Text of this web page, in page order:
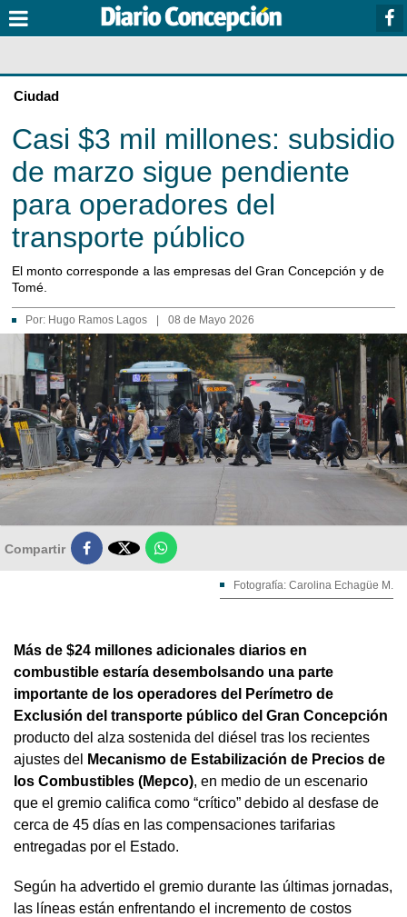
Ciudad
Casi $3 mil millones: subsidio
de marzo sigue pendiente
para operadores del
transporte público
El monto corresponde a las empresas del Gran Concepción y de
Tomé.
Por: Hugo Ramos Lagos 08 de Mayo 2026
Compartir 
Fotografía: Carolina Echagüe M.
Más de $24 millones adicionales diarios en
combustible estaría desembolsando una parte
importante de los operadores del Perímetro de
Exclusión del transporte público del Gran Concepción
producto del alza sostenida del diésel tras los recientes
ajustes del
Mecanismo de Estabilización de Precios de
los Combustibles (Mepco), en medio de un escenario
que el gremio califica como “crítico” debido al desfase de
cerca de 45 días en las compensaciones tarifarias
entregadas por el Estado.
Según ha advertido el gremio durante las últimas jornadas,
las líneas están enfrentando el incremento de costos